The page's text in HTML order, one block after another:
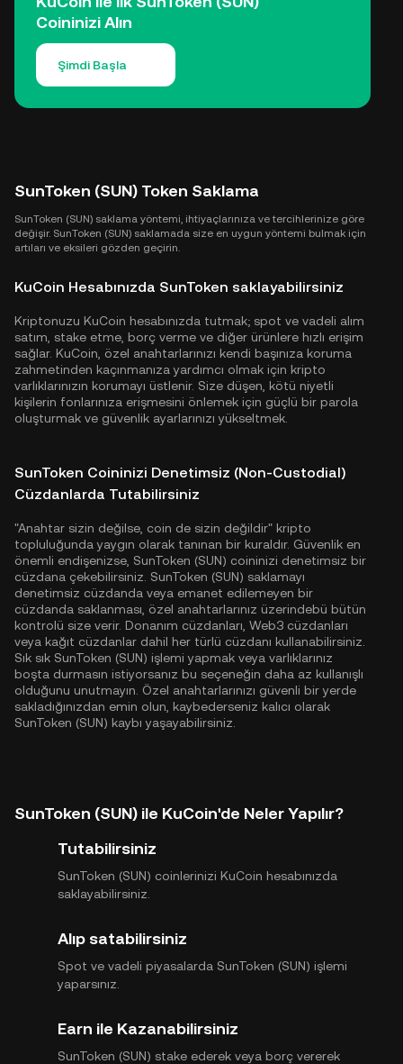
Coininizi Alın
Şimdi Başla
SunToken (SUN) Token Saklama
SunToken (SUN) saklama yöntemi, ihtiyaçlarınıza ve tercihlerinize göre
değişir. SunToken (SUN) saklamada size en uygun yöntemi bulmak için
artıları ve eksileri gözden geçirin.
KuCoin Hesabınızda SunToken saklayabilirsiniz
Kriptonuzu KuCoin hesabınızda tutmak; spot ve vadeli alım
satım, stake etme, borç verme ve diğer ürünlere hızlı erişim
sağlar. KuCoin, özel anahtarlarınızı kendi başınıza koruma
zahmetinden kaçınmanıza yardımcı olmak için kripto
varlıklarınızın korumayı üstlenir. Size düşen, kötü niyetli
kişilerin fonlarınıza erişmesini önlemek için güçlü bir parola
oluşturmak ve güvenlik ayarlarınızı yükseltmek.
SunToken Coininizi Denetimsiz (Non-Custodial)
Cüzdanlarda Tutabilirsiniz
"Anahtar sizin değilse, coin de sizin değildir" kripto
topluluğunda yaygın olarak tanınan bir kuraldır. Güvenlik en
önemli endişenizse, SunToken (SUN) coininizi denetimsiz bir
cüzdana çekebilirsiniz. SunToken (SUN) saklamayı
denetimsiz cüzdanda veya emanet edilemeyen bir
cüzdanda saklanması, özel anahtarlarınız üzerindebü bütün
kontrolü size verir. Donanım cüzdanları, Web3 cüzdanları
veya kağıt cüzdanlar dahil her türlü cüzdanı kullanabilirsiniz.
Sık sık SunToken (SUN) işlemi yapmak veya varlıklarınız
boşta durmasın istiyorsanız bu seçeneğin daha az kullanışlı
olduğunu unutmayın. Özel anahtarlarınızı güvenli bir yerde
sakladığınızdan emin olun, kaybederseniz kalıcı olarak
SunToken (SUN) kaybı yaşayabilirsiniz.
SunToken (SUN) ile KuCoin'de Neler Yapılır?
Tutabilirsiniz
SunToken (SUN) coinlerinizi KuCoin hesabınızda
saklayabilirsiniz.
Alıp satabilirsiniz
Spot ve vadeli piyasalarda SunToken (SUN) işlemi
yaparsınız.
Earn ile Kazanabilirsiniz
SunToken (SUN) stake ederek veya borç vererek